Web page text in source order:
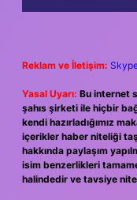
Reklam ve İletişim:
Yasal Uyarı: Bu internet
şahıs şirketi ile hiçbir
kendi hazırladığımız
içerikler haber niteliği
hakkında paylaşım
isim benzerlikleri
halindedir ve tavsiye